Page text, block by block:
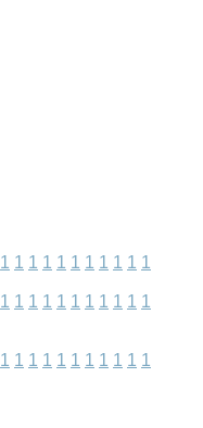
1 1 1 1 1 1 1 1 1 1 1
1 1 1 1 1 1 1 1 1 1 1
1 1 1 1 1 1 1 1 1 1 1